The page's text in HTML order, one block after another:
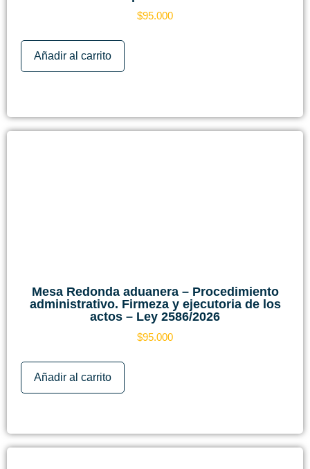
$95.000
Añadir al carrito
Mesa Redonda aduanera – Procedimiento
administrativo. Firmeza y ejecutoria de los
actos – Ley 2586/2026
$95.000
Añadir al carrito